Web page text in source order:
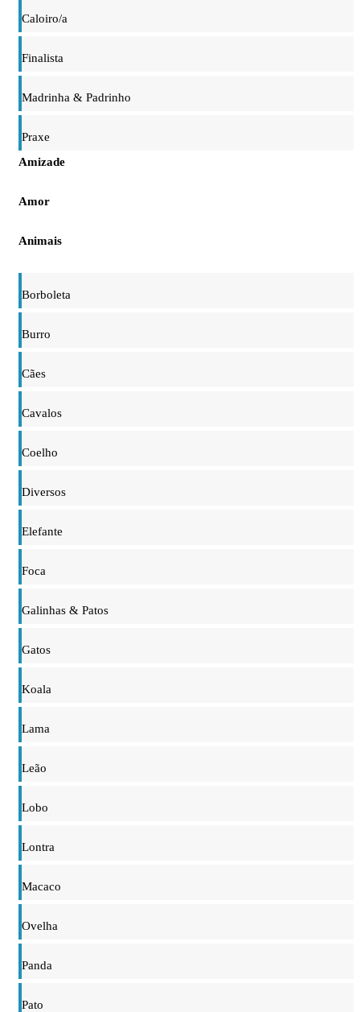
Caloiro/a
Finalista
Madrinha & Padrinho
Praxe
Amizade
Amor
Animais
Borboleta
Burro
Cães
Cavalos
Coelho
Diversos
Elefante
Foca
Galinhas & Patos
Gatos
Koala
Lama
Leão
Lobo
Lontra
Macaco
Ovelha
Panda
Pato